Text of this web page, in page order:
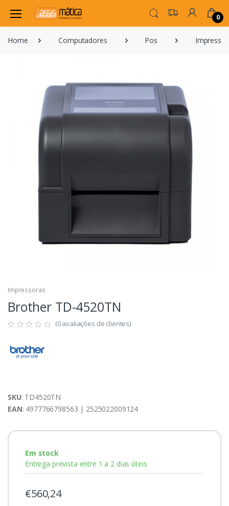
0
Home Computadores Pos
Impressoras
Brother TD-4520TN
(0 avaliações de clientes)
SKU: TD4520TN
EAN: 4977766798563 | 2525022009124
Em stock
Entrega prevista entre 1 a 2 dias úteis
€560,24